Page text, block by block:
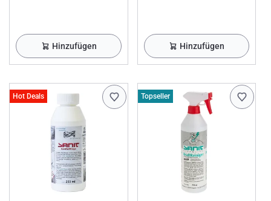
Hinzufügen Hinzufügen
Hot Deals Topseller